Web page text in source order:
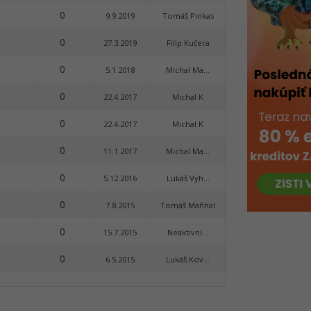
0 9.9.2019 Tomáš Pinkas
0 27.3.2019 Filip Kučera
0 5.1.2018 Michal Ma...
0 22.4.2017 Michal K
0 22.4.2017 Michal K
0 11.1.2017 Michal Ma...
0 5.12.2016 Lukáš Vyh...
0 7.8.2015 Tomáš Maňhal
0 15.7.2015 Neaktivní...
0 6.5.2015 Lukáš Kov...